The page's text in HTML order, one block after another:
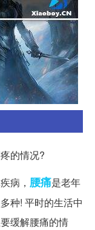
的情况?
病， 腰痛是老年
种! 平时的生活中
缓解腰痛的情